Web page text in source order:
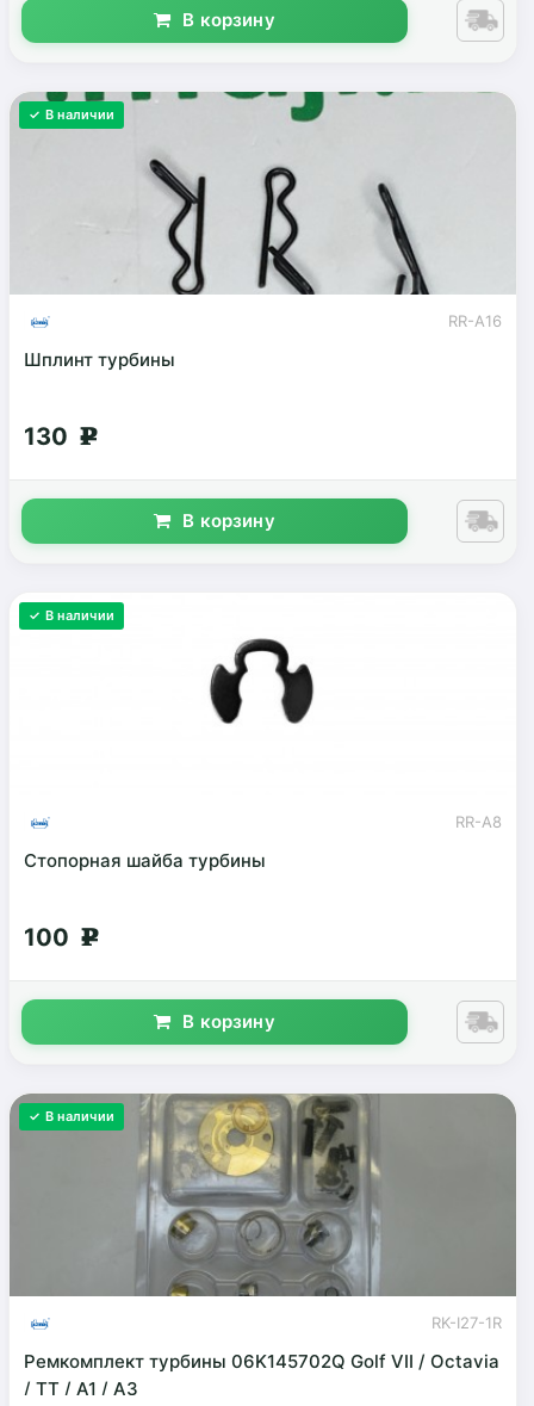
В корзину
✓ В наличии
RR-A16
Шплинт турбины
130 g
В корзину
✓ В наличии
RR-A8
Стопорная шайба турбины
100 g
В корзину
✓ В наличии
RK-I27-1R
Ремкомплект турбины 06K145702Q Golf VII / Octavia
/ TT / A1 / A3